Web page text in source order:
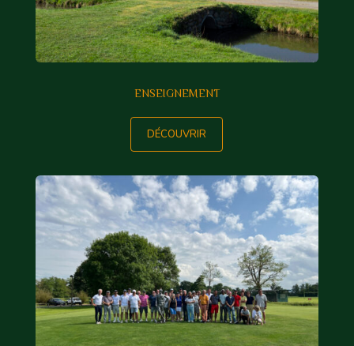
ENSEIGNEMENT
DÉCOUVRIR